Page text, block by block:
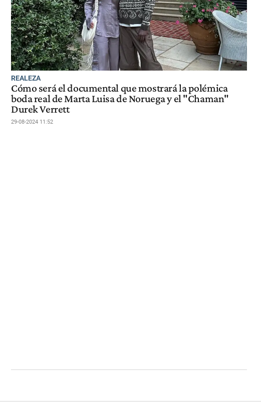
REALEZA
Cómo será el documental que mostrará la polémica
boda real de Marta Luisa de Noruega y el "Chaman"
Durek Verrett
29-08-2024 11:52